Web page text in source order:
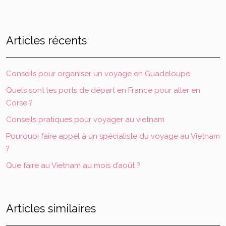
Articles récents
Conseils pour organiser un voyage en Guadeloupe
Quels sont les ports de départ en France pour aller en
Corse ?
Conseils pratiques pour voyager au vietnam
Pourquoi faire appel à un spécialiste du voyage au Vietnam
?
Que faire au Vietnam au mois d’août ?
Articles similaires